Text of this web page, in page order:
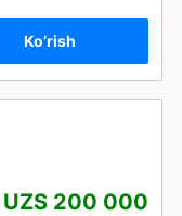
Ko’rish
UZS 200 000